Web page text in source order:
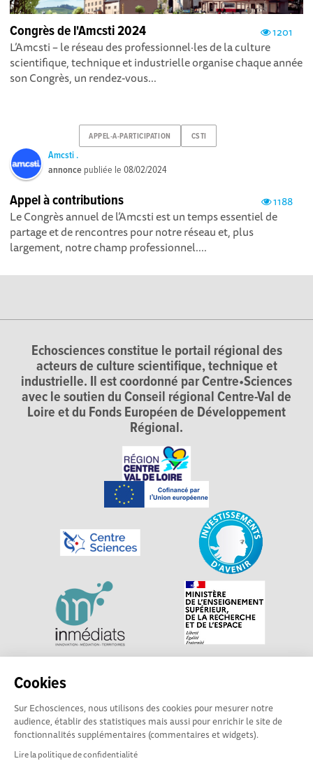
Cookies
Sur Echosciences, nous utilisons des cookies pour mesurer notre
audience, établir des statistiques mais aussi pour enrichir le site de
fonctionnalités supplémentaires (commentaires et widgets).
Lire la politique de confidentialité
1201
Congrès de l'Amcsti 2024
L’Amcsti – le réseau des professionnel·les de la culture
scientifique, technique et industrielle organise chaque année
son Congrès, un rendez-vous...
APPEL-A-PARTICIPATION CSTI
Amcsti .
annonce publiée le08/02/2024
1188
Appel à contributions
Le Congrès annuel de l’Amcsti est un temps essentiel de
partage et de rencontres pour notre réseau et, plus
largement, notre champ professionnel....
Echosciences constitue le portail régional des
acteurs de culture scientifique, technique et
industrielle. Il est coordonné par Centre•Sciences
avec le soutien du Conseil régional Centre-Val de
Loire et du Fonds Européen de Développement
Régional.
Explorer, s’exprimer, rentrer en contact : Echosciences
sciences et de technologies du territoire. Propulsé par
Centre•Sciences/ Contact : echosciences@centre-
sciences.fr